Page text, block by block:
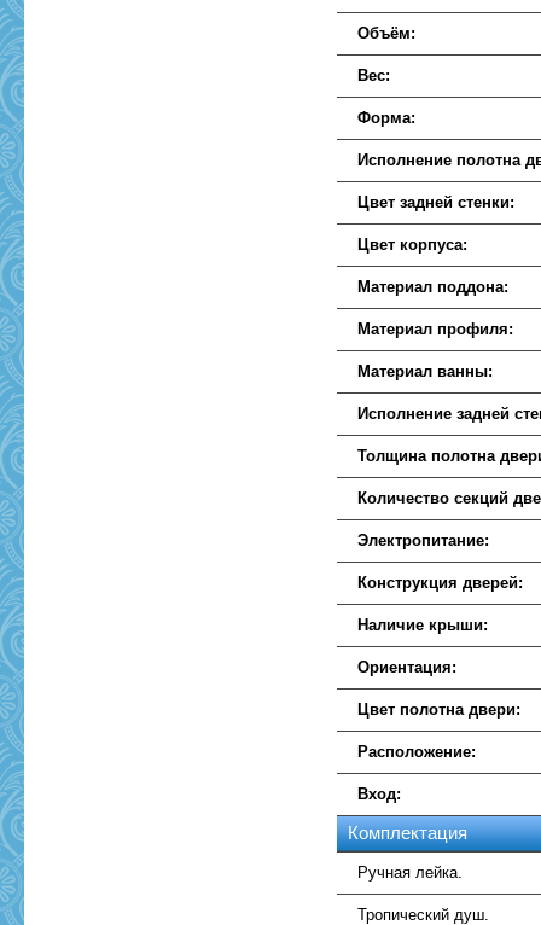
Объём:
Вес:
Форма:
Исполнение полотна
Цвет задней стенки:
Цвет корпуса:
Материал поддона:
Материал профиля:
Материал ванны:
Исполнение задней
Толщина полотна
Количество секций
Электропитание:
Конструкция дверей:
Наличие крыши:
Ориентация:
Цвет полотна двери:
Расположение:
Вход:
Комплектация
Ручная лейка.
Тропический душ.